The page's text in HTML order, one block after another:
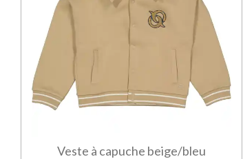
Veste à capuche beige/bleu